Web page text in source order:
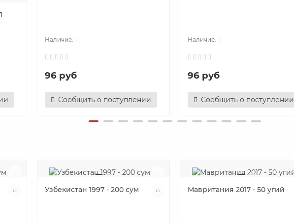
96 руб
Сообщить о поступлении
96 руб
Сообщить о поступлении
Узбекистан 1997 - 200 сум Мавритания 2017 - 50 угий